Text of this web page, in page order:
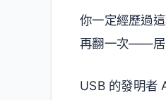
你一定經歷過
再翻一次——居
USB 的發明者